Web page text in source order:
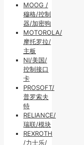
MOOG /
穆格/控制
器/加密狗
MOTOROLA/
摩托罗拉/
主板
NI/美国/
控制接口
卡
PROSOFT/
普罗索夫
特
RELIANCE/
瑞联/模块
REXROTH
/力士乐/